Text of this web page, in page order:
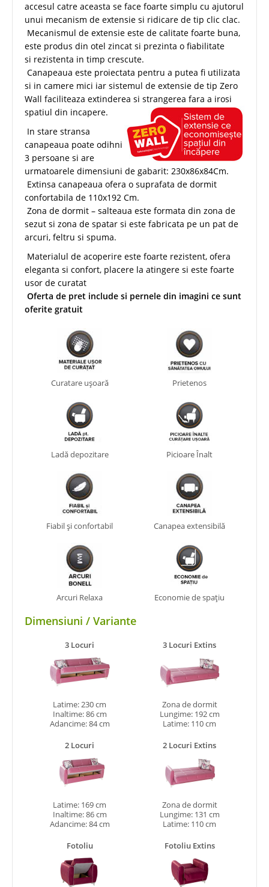
accesul catre aceasta se face foarte simplu cu ajutorul
unui mecanism de extensie si ridicare de tip clic clac.
Mecanismul de extensie este de calitate foarte buna,
este produs din otel zincat si prezinta o fiabilitate
si rezistenta in timp crescute.
Canapeaua este proiectata pentru a putea fi utilizata
si in camere mici iar sistemul de extensie de tip Zero
Wall faciliteaza extinderea si strangerea fara a irosi
spatiul din incapere.
In stare stransa
canapeaua poate odihni
3 persoane si are
urmatoarele dimensiuni de gabarit: 230x86x84Cm.
Extinsa canapeaua ofera o suprafata de dormit
confortabila de 110x192 Cm.
Zona de dormit – salteaua este formata din zona de
sezut si zona de spatar si este fabricata pe un pat de
arcuri, feltru si spuma.
Materialul de acoperire este foarte rezistent, ofera
eleganta si confort, placere la atingere si este foarte
usor de curatat
Oferta de pret include si pernele din imagini ce sunt
oferite gratuit
Curatare ușoară Prietenos
Ladă depozitare Picioare Înalt
Fiabil și confortabil Canapea extensibilă
Arcuri Relaxa Economie de spațiu
Dimensiuni / Variante
3 Locuri
Latime: 230 cm
Inaltime: 86 cm
Adancime: 84 cm
3 Locuri Extins
Zona de dormit
Lungime: 192 cm
Latime: 110 cm
2 Locuri
Latime: 169 cm
Inaltime: 86 cm
Adancime: 84 cm
2 Locuri Extins
Zona de dormit
Lungime: 131 cm
Latime: 110 cm
Fotoliu
Fotoliu Extins